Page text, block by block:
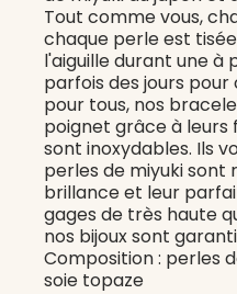
Tout comme vous,
chaque perle est
l'aiguille durant une à
parfois des jours pour
pour tous, nos
poignet grâce à leurs
sont inoxydables. Ils
perles de miyuki sont
brillance et leur
gages de très haute
nos bijoux sont
Composition : perles
soie topaze